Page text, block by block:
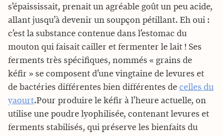
s’épaississait, prenait un agréable goût un peu acide,
allant jusqu’à devenir un soupçon pétillant. Eh oui :
c’est la substance contenue dans l’estomac du
mouton qui faisait cailler et fermenter le lait ! Ses
ferments très spécifiques, nommés « grains de
kéfir » se composent d’une vingtaine de levures et
de bactéries différentes bien différentes de celles du
yaourt.Pour produire le kéfir à l’heure actuelle, on
utilise une poudre lyophilisée, contenant levures et
ferments stabilisés, qui préserve les bienfaits du